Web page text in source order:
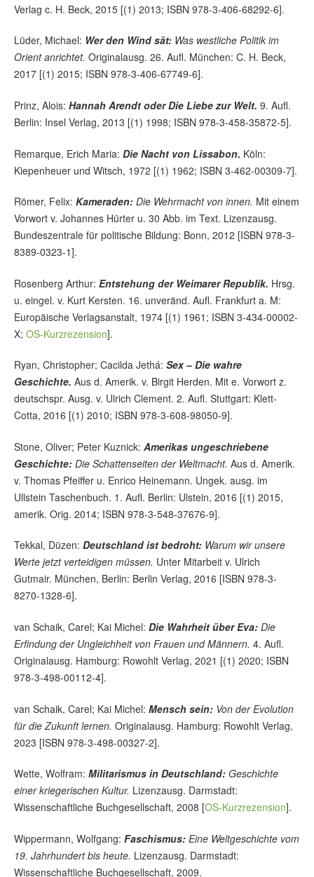
Verlag c. H. Beck, 2015 [(1) 2013; ISBN 978-3-406-68292-6].
Lüder, Michael: Wer den Wind sät: Was westliche Politik im
Orient anrichtet. Originalausg. 26. Aufl. München: C. H. Beck,
2017 [(1) 2015; ISBN 978-3-406-67749-6].
Prinz, Alois: Hannah Arendt oder Die Liebe zur Welt. 9. Aufl.
Berlin: Insel Verlag, 2013 [(1) 1998; ISBN 978-3-458-35872-5].
Remarque, Erich Maria: Die Nacht von Lissabon. Köln:
Kiepenheuer und Witsch, 1972 [(1) 1962; ISBN 3-462-00309-7].
Römer, Felix: Kameraden: Die Wehrmacht von innen. Mit einem
Vorwort v. Johannes Hürter u. 30 Abb. im Text. Lizenzausg.
Bundeszentrale für politische Bildung: Bonn, 2012 [ISBN 978-3-
8389-0323-1].
Rosenberg Arthur: Entstehung der Weimarer Republik. Hrsg.
u. eingel. v. Kurt Kersten. 16. unveränd. Aufl. Frankfurt a. M:
Europäische Verlagsanstalt, 1974 [(1) 1961; ISBN 3-434-00002-
X; OS-Kurzrezension].
Ryan, Christopher; Cacilda Jethá: Sex – Die wahre
Geschichte. Aus d. Amerik. v. Birgit Herden. Mit e. Vorwort z.
deutschspr. Ausg. v. Ulrich Clement. 2. Aufl. Stuttgart: Klett-
Cotta, 2016 [(1) 2010; ISBN 978-3-608-98050-9].
Stone, Oliver; Peter Kuznick: Amerikas ungeschriebene
Geschichte: Die Schattenseiten der Weltmacht. Aus d. Amerik.
v. Thomas Pfeiffer u. Enrico Heinemann. Ungek. ausg. im
Ullstein Taschenbuch. 1. Aufl. Berlin: Ulstein, 2016 [(1) 2015,
amerik. Orig. 2014; ISBN 978-3-548-37676-9].
Tekkal, Düzen: Deutschland ist bedroht: Warum wir unsere
Werte jetzt verteidigen müssen. Unter Mitarbeit v. Ulrich
Gutmair. München, Berlin: Berlin Verlag, 2016 [ISBN 978-3-
8270-1328-6].
van Schaik, Carel; Kai Michel: Die Wahrheit über Eva: Die
Erfindung der Ungleichheit von Frauen und Männern. 4. Aufl.
Originalausg. Hamburg: Rowohlt Verlag, 2021 [(1) 2020; ISBN
978-3-498-00112-4].
van Schaik, Carel; Kai Michel: Mensch sein: Von der Evolution
für die Zukunft lernen. Originalausg. Hamburg: Rowohlt Verlag,
2023 [ISBN 978-3-498-00327-2].
Wette, Wolfram: Militarismus in Deutschland: Geschichte
einer kriegerischen Kultur. Lizenzausg. Darmstadt:
Wissenschaftliche Buchgesellschaft, 2008 [OS-Kurzrezension].
Wippermann, Wolfgang: Faschismus: Eine Weltgeschichte vom
19. Jahrhundert bis heute. Lizenzausg. Darmstadt:
Wissenschaftliche Buchgesellschaft, 2009.